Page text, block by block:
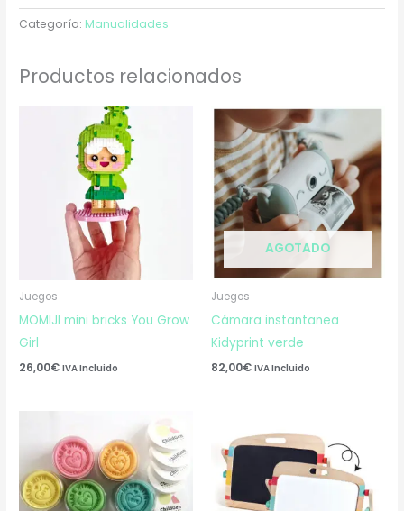
Categoría: Manualidades
Productos relacionados
Juegos
MOMIJI mini bricks You Grow
Girl
26,00€ IVA Incluido
AGOTADO
Juegos
Cámara instantanea
Kidyprint verde
82,00€ IVA Incluido